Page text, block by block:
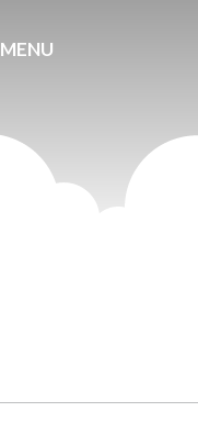
MENU